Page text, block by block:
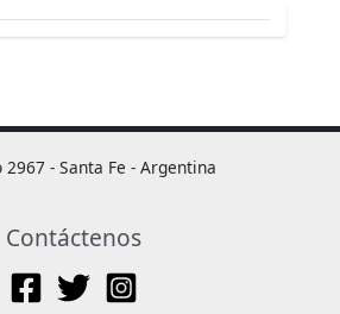
- Santa Fe - Argentina
Contáctenos